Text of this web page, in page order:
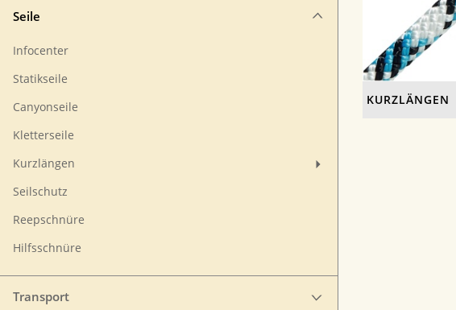
Seile
Infocenter
Statikseile
Canyonseile
Kletterseile
Kurzlängen
Seilschutz
Reepschnüre
Hilfsschnüre
Transport
KURZLÄNGEN